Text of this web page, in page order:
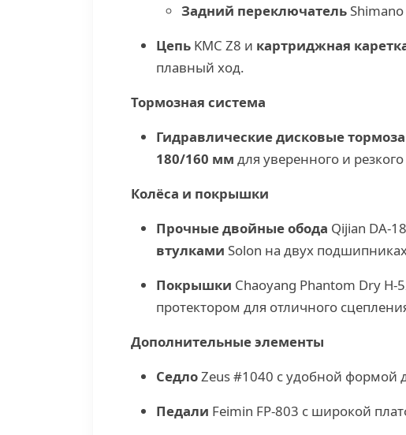
Задний переключатель
Цепь KMC Z8 и картриджная
плавный ход.
Тормозная система
Гидравлические дисковые тормоза
180/160 мм для уверенного и
Колёса и покрышки
Прочные двойные обода Qijian DA-
втулками Solon на двух
Покрышки Chaoyang Phantom Dry H-
протектором для отличного
Дополнительные элементы
СедлоZeus #1040 с удобной формой
Педали Feimin FP-803 с широкой